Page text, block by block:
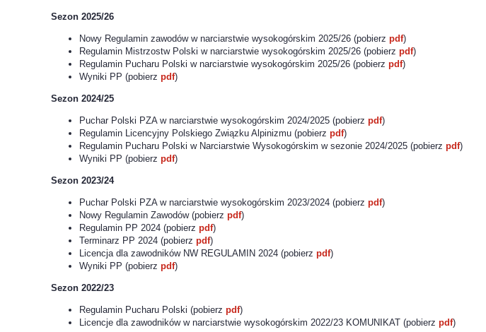
Sezon 2025/26
Nowy Regulamin zawodów w narciarstwie wysokogórskim 2025/26 (pobierz pdf)
Regulamin Mistrzostw Polski w narciarstwie wysokogórskim 2025/26 (pobierz pdf)
Regulamin Pucharu Polski w narciarstwie wysokogórskim 2025/26 (pobierz pdf)
Wyniki PP (pobierz pdf)
Sezon 2024/25
Puchar Polski PZA w narciarstwie wysokogórskim 2024/2025 (pobierz pdf)
Regulamin Licencyjny Polskiego Związku Alpinizmu (pobierz pdf)
Regulamin Pucharu Polski w Narciarstwie Wysokogórskim w sezonie 2024/2025 (pobierz pdf)
Wyniki PP (pobierz pdf)
Sezon 2023/24
Puchar Polski PZA w narciarstwie wysokogórskim 2023/2024 (pobierz pdf)
Nowy Regulamin Zawodów (pobierz pdf)
Regulamin PP 2024 (pobierz pdf)
Terminarz PP 2024 (pobierz pdf)
Licencja dla zawodników NW REGULAMIN 2024 (pobierz pdf)
Wyniki PP (pobierz pdf)
Sezon 2022/23
Regulamin Pucharu Polski (pobierz pdf)
Licencje dla zawodników w narciarstwie wysokogórskim 2022/23 KOMUNIKAT (pobierz pdf)